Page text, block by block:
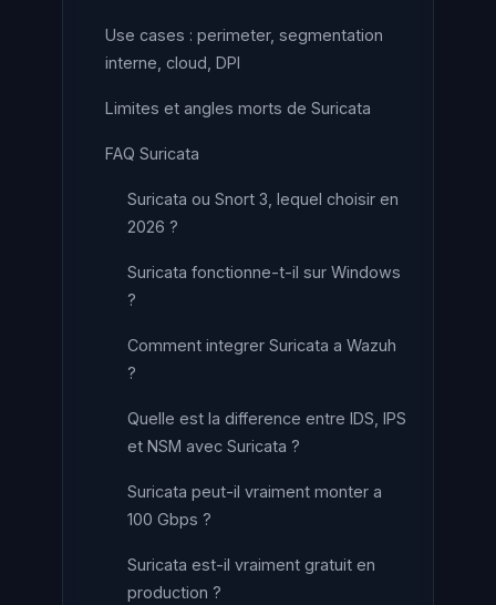
Use cases : perimeter, segmentation
interne, cloud, DPI
Limites et angles morts de Suricata
FAQ Suricata
Suricata ou Snort 3, lequel choisir en
2026 ?
Suricata fonctionne-t-il sur Windows
?
Comment integrer Suricata a Wazuh
?
Quelle est la difference entre IDS, IPS
et NSM avec Suricata ?
Suricata peut-il vraiment monter a
100 Gbps ?
Suricata est-il vraiment gratuit en
production ?